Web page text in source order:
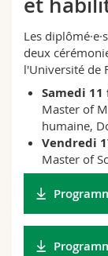
Sciences et
Collaborateurs
Doctorants
Webmail
MyUnifr
Les
deux
l'Université de
Samedi
Master of
humaine,
Vendredi
Master of